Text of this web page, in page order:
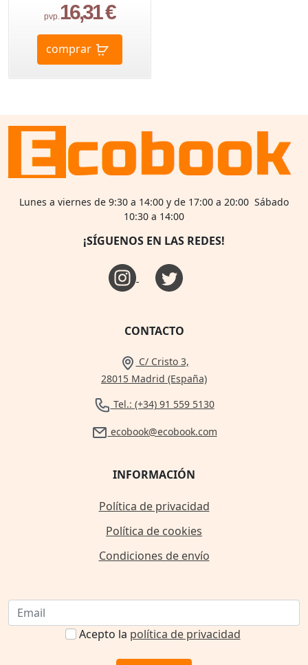
pvp.16,31 €
comprar
Lunes a viernes de 9:30 a 14:00 y de 17:00 a 20:00 Sábado
10:30 a 14:00
¡SÍGUENOS EN LAS REDES!
CONTACTO
C/ Cristo 3,
28015 Madrid (España)
Tel.: (+34) 91 559 5130
ecobook@ecobook.com
INFORMACIÓN
Política de privacidad
Política de cookies
Condiciones de envío
Acepto la política de privacidad